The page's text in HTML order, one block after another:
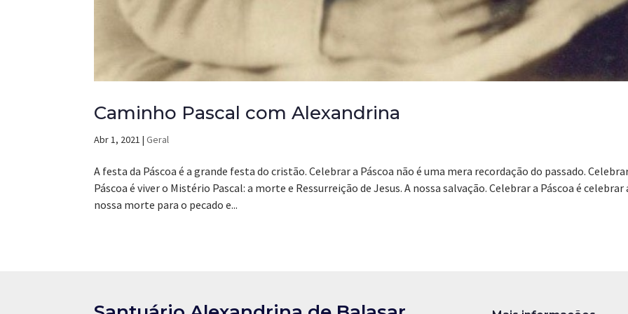
Caminho Pascal com Alexandrina
Abr 1, 2021 |Geral
A festa da Páscoa é a grande festa do cristão. Celebrar a Páscoa não é uma mera recordação do passado.
Páscoa é viver o Mistério Pascal: a morte e Ressurreição de Jesus. A nossa salvação. Celebrar a Páscoa é celebrar
nossa morte para o pecado e...